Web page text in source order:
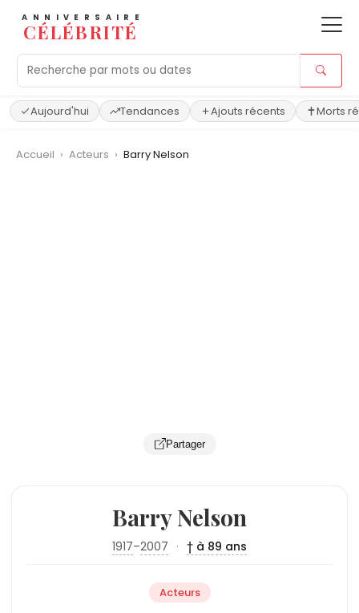
ANNIVERSAIRE
CÉLÉBRITÉ
Aujourd'hui Tendances Ajouts récents Morts
Accueil › Acteurs › Barry Nelson
Partager
Barry Nelson
1917–2007 · † à 89 ans
Acteurs